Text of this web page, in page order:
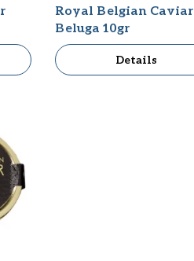
Royal Belgian Caviar
Beluga 10gr
Details